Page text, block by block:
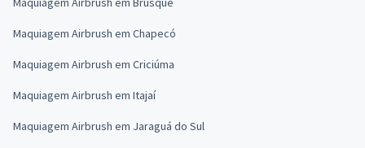
Maquiagem Airbrush em Chapecó
Maquiagem Airbrush em Criciúma
Maquiagem Airbrush em Itajaí
Maquiagem Airbrush em Jaraguá do Sul